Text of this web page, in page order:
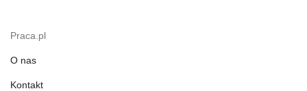
Praca.pl
O nas
Kontakt